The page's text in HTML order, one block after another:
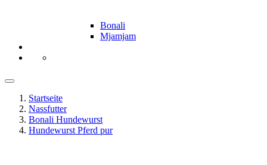
Bonali
Mjamjam
Startseite
Nassfutter
Bonali Hundewurst
Hundewurst Pferd pur